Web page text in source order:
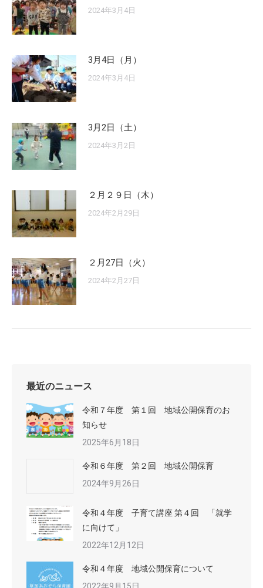
2024年3月4日
3月4日（月）
2024年3月4日
3月2日（土）
2024年3月2日
２月２９日（木）
2024年2月29日
２月27日（火）
2024年2月27日
最近のニュース
令和７年度 第１回 地域公開保育のお
知らせ
2025年6月18日
令和６年度 第２回 地域公開保育
2024年9月26日
令和４年度 子育て講座 第４回 「就学
に向けて」
2022年12月12日
令和４年度 地域公開保育について